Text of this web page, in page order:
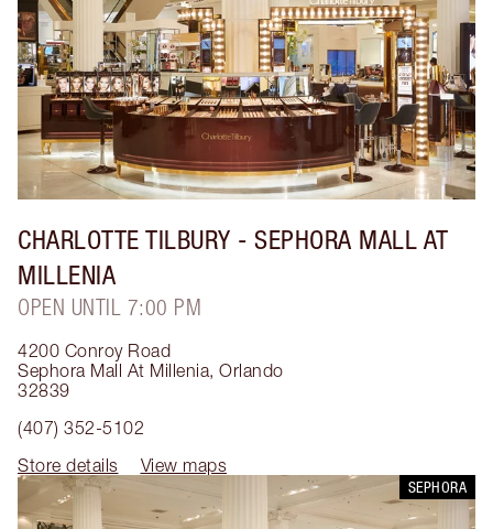
CHARLOTTE TILBURY - SEPHORA MALL AT
MILLENIA
OPEN UNTIL 7:00 PM
4200 Conroy Road
Sephora Mall At Millenia, Orlando
32839
(407) 352-5102
Store details
View maps
SEPHORA